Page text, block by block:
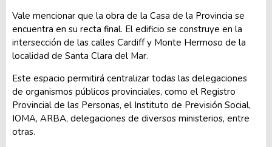
Vale mencionar que la obra de la Casa de la Provincia se
encuentra en su recta final. El edificio se construye en la
intersección de las calles Cardiff y Monte Hermoso de la
localidad de Santa Clara del Mar.
Este espacio permitirá centralizar todas las delegaciones
de organismos públicos provinciales, como el Registro
Provincial de las Personas, el Instituto de Previsión Social,
IOMA, ARBA, delegaciones de diversos ministerios, entre
otras.